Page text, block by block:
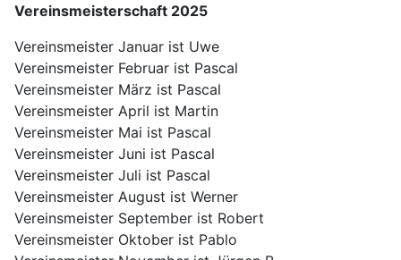
Vereinsmeisterschaft 2025
Vereinsmeister Januar ist Uwe
Vereinsmeister Februar ist Pascal
Vereinsmeister März ist Pascal
Vereinsmeister April ist Martin
Vereinsmeister Mai ist Pascal
Vereinsmeister Juni ist Pascal
Vereinsmeister Juli ist Pascal
Vereinsmeister August ist Werner
Vereinsmeister September ist Robert
Vereinsmeister Oktober ist Pablo